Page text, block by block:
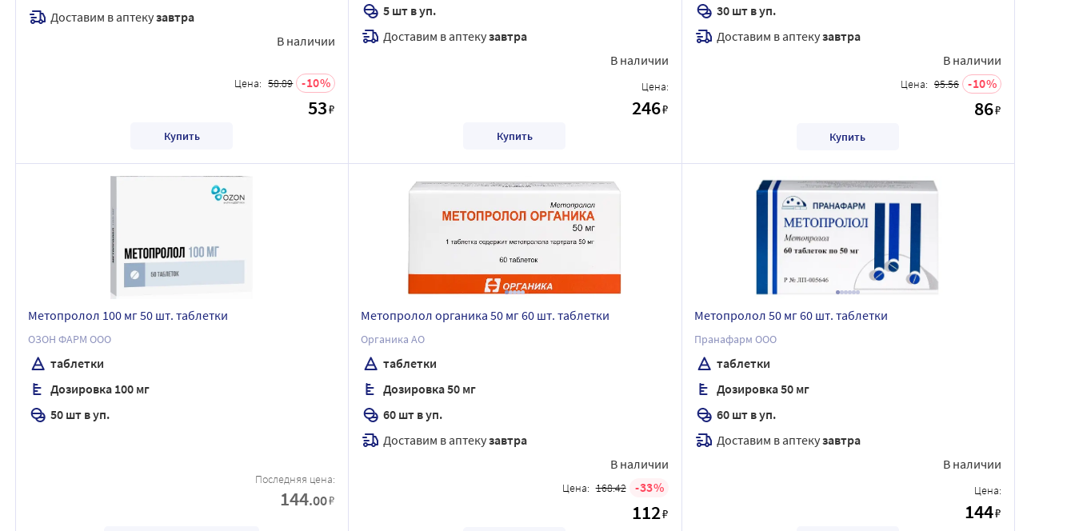
Доставим в аптекузавтра
В наличии
Цена: 58.89 10
53₽
Купить
5 шт в уп.
Доставим в аптекузавтра
В наличии
Цена:
246₽
Купить
30 шт в уп.
Доставим в аптекузавтра
В наличии
Цена: 95.56 10
86₽
Купить
Метопролол 100 мг 50 шт. таблетки
ОЗОН ФАРМ ООО
таблетки
Дозировка 100 мг
50 шт в уп.
Последняя цена:
144.00₽
Метопролол органика 50 мг 60 шт. таблетки
Органика АО
таблетки
Дозировка 50 мг
60 шт в уп.
Доставим в аптекузавтра
В наличии
Цена: 168.42 33
112₽
Метопролол 50 мг 60 шт. таблетки
Пранафарм ООО
таблетки
Дозировка 50 мг
60 шт в уп.
Доставим в аптекузавтра
В наличии
Цена:
144₽